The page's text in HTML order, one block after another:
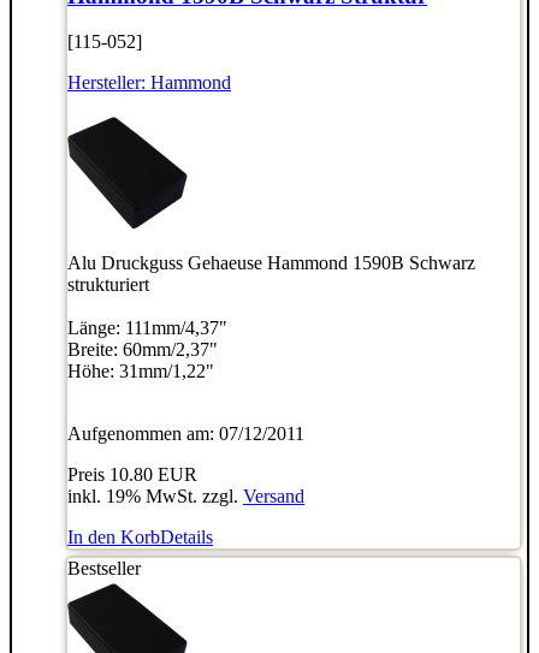
[115-052]
Hersteller: Hammond
Alu Druckguss Gehaeuse Hammond 1590B Schwarz
strukturiert
Länge: 111mm/4,37"
Breite: 60mm/2,37"
Höhe: 31mm/1,22"
Aufgenommen am: 07/12/2011
Preis 10.80 EUR
inkl. 19% MwSt. zzgl. Versand
In den KorbDetails
Bestseller